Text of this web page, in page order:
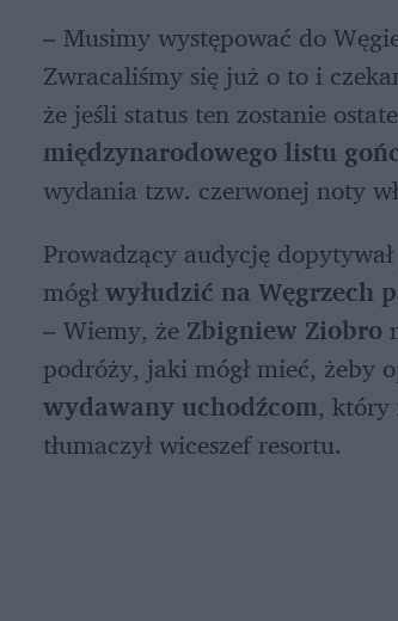
– Musimy występować do
Zwracaliśmy się już o to i
międzynarodowego listu
wydania tzw. czerwonej noty
Prowadzący audycję
mógł wyłudzić na Węgrzech
– Wiemy, że Zbigniew Ziobro
podróży, jaki mógł mieć, żeby
wydawany uchodźcom, który
tłumaczył wiceszef resortu.